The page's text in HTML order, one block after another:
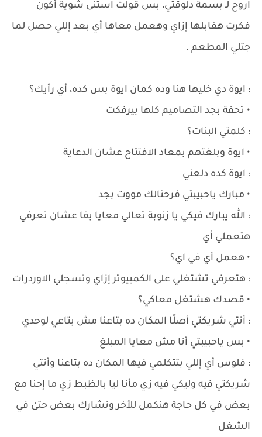
اروح لـ بسمة دلوقتي، بس قولت استنى شوية أكون
فكرت هقابلها إزاي وهعمل معاها أي بعد إللي حصل لما
جتلي المطعم .
: ايوة دي خليها هنا وده كمان ايوة بس كده، أي رأيك؟
• تحفة بجد التصاميم كلها بيرفكت
: كلمتي البنات؟
• ايوة وبلغتهم بمعاد الافتتاح عشان الدعاية
: ايوة كده دلعني
• مبارك ياحبيبتي فرحنالك مووت بجد
: الله يبارك فيكي يا زنوبة تعالي معايا بقا عشان تعرفي
هتعملي أي
• هعمل أي في اي؟
: هتعرفي تشتغلي علىٰ الكمبيوتر إزاي وتسجلي الاوردرات
• قصدك هشتغل معاكي؟
: أنتي شريكتي أصلًا المكان ده بتاعنا مش بتاعي لوحدي
• بس ياحبيبتي أنا مش معايا المبلغ
: فلوس أي إللي بتتكلمي فيها المكان ده بتاعنا وأنتي
شريكتي فيه وليكي فيه زي مأنا ليا بالظبط زي ما إحنا مع
بعض في كل حاجة هنكمل للأخر ونشارك بعض حتىٰ في
الشغل